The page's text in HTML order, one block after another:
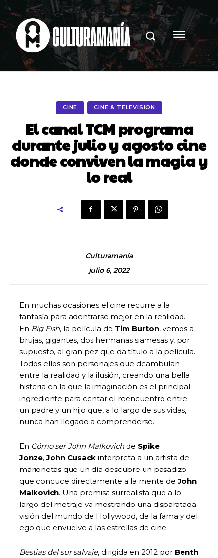
CINE CINE & TELEVISIÓN
El canal TCM programa
durante julio y agosto cine
donde conviven la magia y
lo real
Culturamanía
julio 6, 2022
En muchas ocasiones el cine recurre a la
fantasía para adentrarse mejor en la realidad.
En Big Fish, la película de Tim Burton, vemos a
brujas, gigantes, dos hermanas siamesas y, por
supuesto, al gran pez que da título a la película.
Todos ellos son personajes que deambulan
entre la realidad y la ilusión, creando una bella
historia en la que la imaginación es el principal
ingrediente para contar el reencuentro entre
un padre y un hijo que, a lo largo de sus vidas,
nunca han llegado a comprenderse.
En Cómo ser John Malkovich de Spike
Jonze,John Cusack interpreta a un artista de
marionetas que un día descubre un pasadizo
que conduce directamente a la mente deJohn
Malkovich. Una premisa surrealista que a lo
largo del metraje va mostrando una disparatada
visión del mundo de Hollywood, de la fama y del
ego que envuelve a las estrellas de cine.
Bestias del sur salvaje, dirigida en 2012 por Benth